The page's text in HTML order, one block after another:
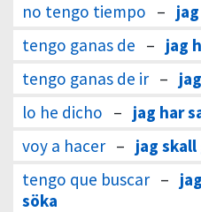
no tengo tiempo –
tengo ganas de – jag
tengo ganas de ir –
lo he dicho – jag har
voy a hacer – jag skall
tengo que buscar –
söka